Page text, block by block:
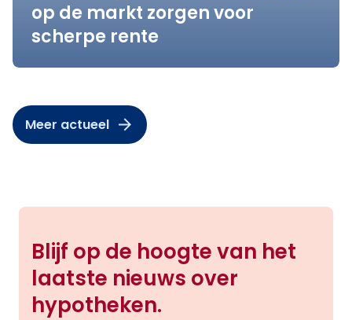
op de markt zorgen voor
scherpe rente
Meer actueel
Blijf op de hoogte van het
laatste nieuws over
hypotheken.